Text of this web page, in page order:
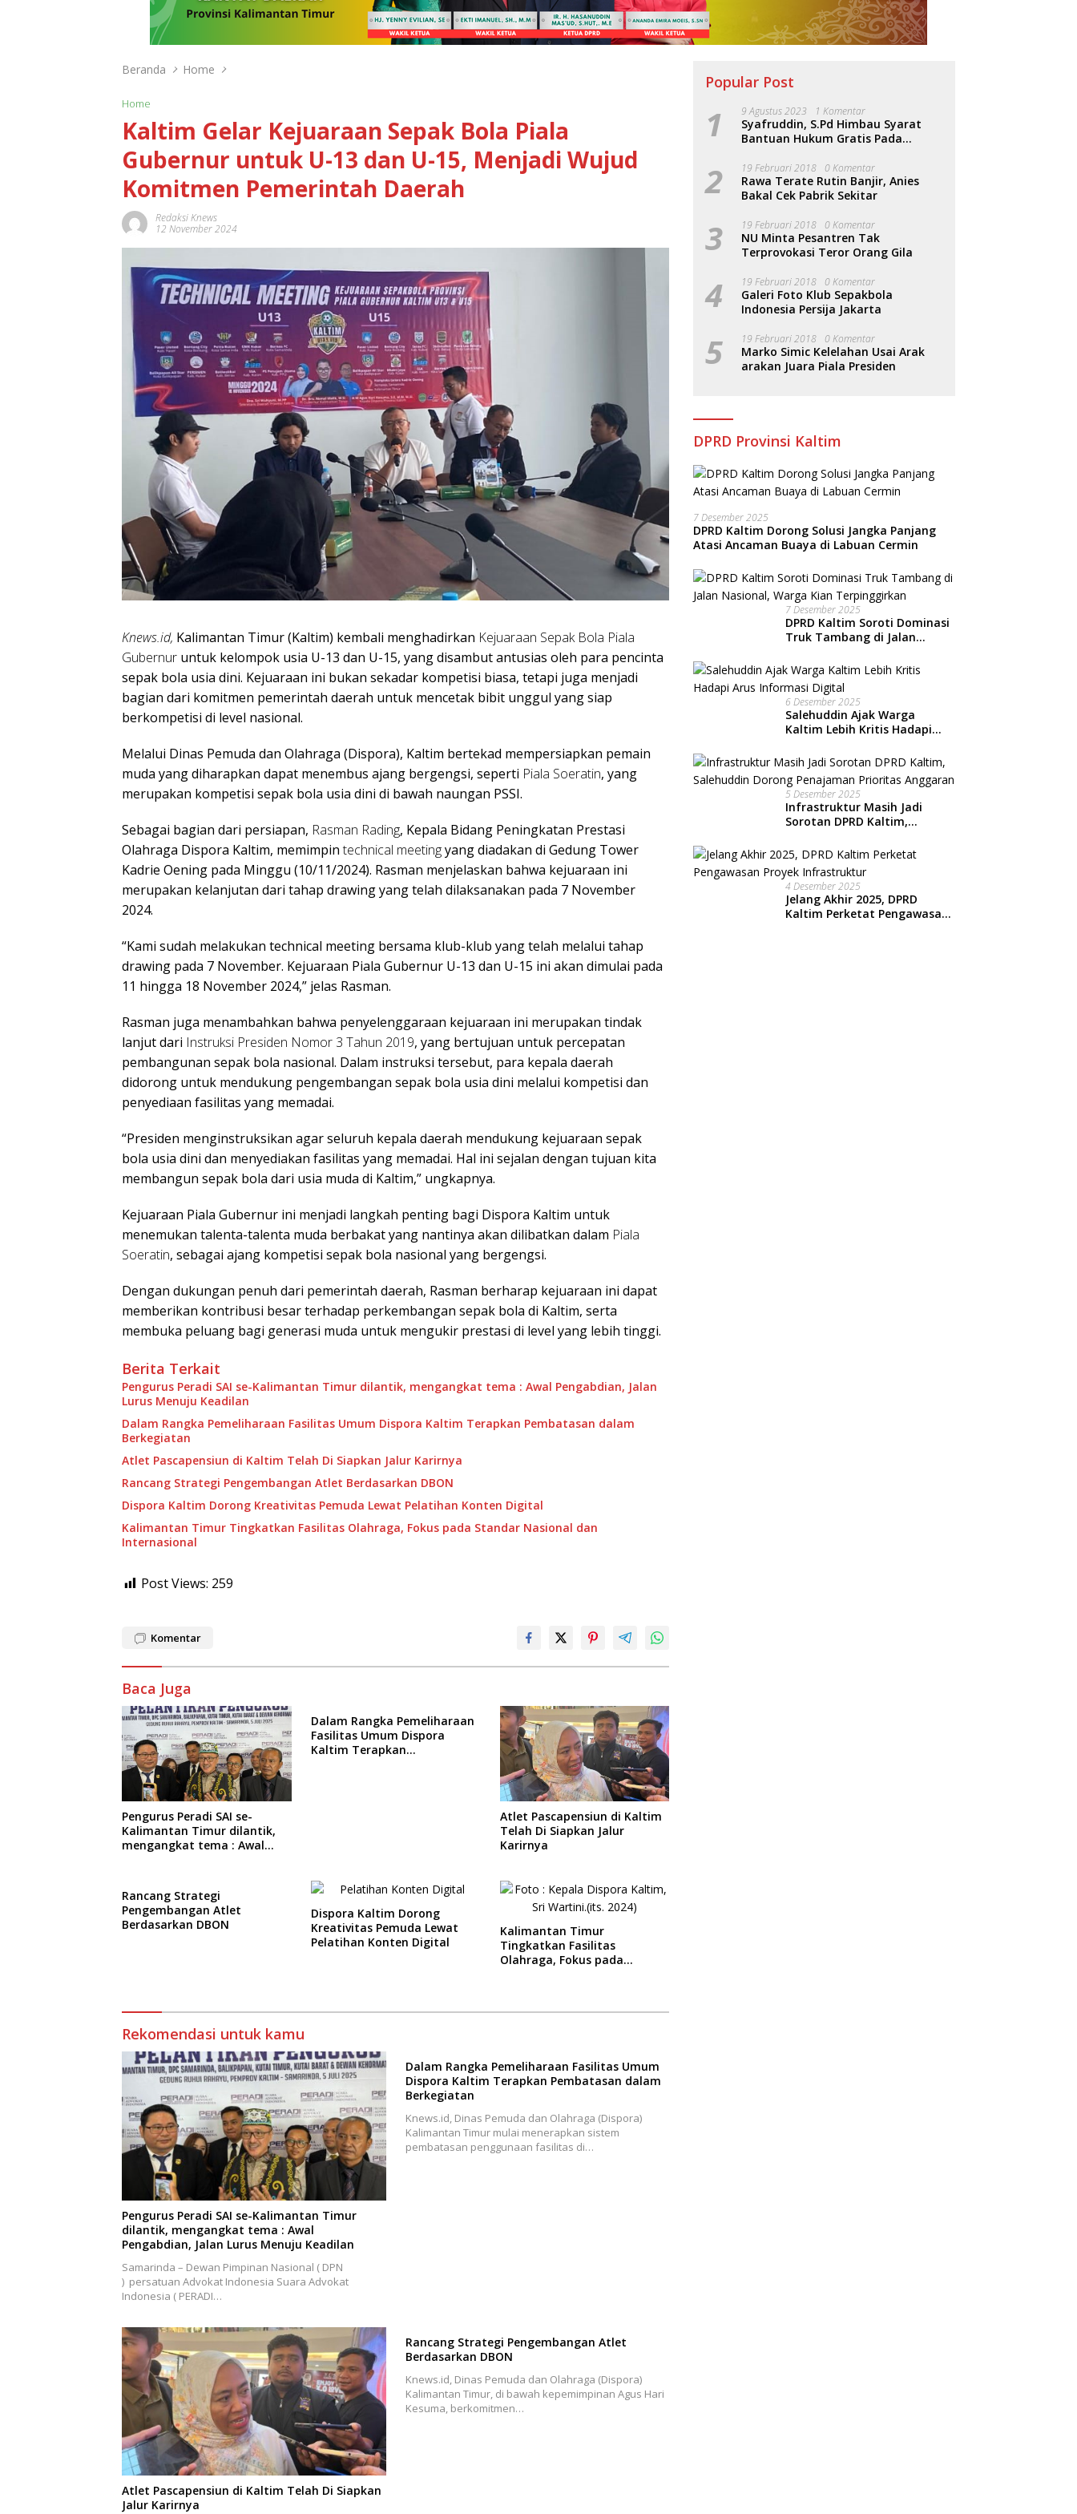
Beranda Home
Home
Kaltim Gelar Kejuaraan Sepak Bola Piala
Gubernur untuk U-13 dan U-15, Menjadi Wujud
Komitmen Pemerintah Daerah
Redaksi Knews
12 November 2024
Knews.id, Kalimantan Timur (Kaltim) kembali menghadirkan Kejuaraan Sepak Bola Piala
Gubernur untuk kelompok usia U-13 dan U-15, yang disambut antusias oleh para pencinta
sepak bola usia dini. Kejuaraan ini bukan sekadar kompetisi biasa, tetapi juga menjadi
bagian dari komitmen pemerintah daerah untuk mencetak bibit unggul yang siap
berkompetisi di level nasional.
Melalui Dinas Pemuda dan Olahraga (Dispora), Kaltim bertekad mempersiapkan pemain
muda yang diharapkan dapat menembus ajang bergengsi, seperti Piala Soeratin, yang
merupakan kompetisi sepak bola usia dini di bawah naungan PSSI.
Sebagai bagian dari persiapan, Rasman Rading, Kepala Bidang Peningkatan Prestasi
Olahraga Dispora Kaltim, memimpintechnical meetingyang diadakan di Gedung Tower
Kadrie Oening pada Minggu (10/11/2024). Rasman menjelaskan bahwa kejuaraan ini
merupakan kelanjutan dari tahap drawing yang telah dilaksanakan pada 7 November
2024.
“Kami sudah melakukan technical meeting bersama klub-klub yang telah melalui tahap
drawing pada 7 November. Kejuaraan Piala Gubernur U-13 dan U-15 ini akan dimulai pada
11 hingga 18 November 2024,” jelas Rasman.
Rasman juga menambahkan bahwa penyelenggaraan kejuaraan ini merupakan tindak
lanjut dari Instruksi Presiden Nomor 3 Tahun 2019, yang bertujuan untuk percepatan
pembangunan sepak bola nasional. Dalam instruksi tersebut, para kepala daerah
didorong untuk mendukung pengembangan sepak bola usia dini melalui kompetisi dan
penyediaan fasilitas yang memadai.
“Presiden menginstruksikan agar seluruh kepala daerah mendukung kejuaraan sepak
bola usia dini dan menyediakan fasilitas yang memadai. Hal ini sejalan dengan tujuan kita
membangun sepak bola dari usia muda di Kaltim,” ungkapnya.
Kejuaraan Piala Gubernur ini menjadi langkah penting bagi Dispora Kaltim untuk
menemukan talenta-talenta muda berbakat yang nantinya akan dilibatkan dalam Piala
Soeratin, sebagai ajang kompetisi sepak bola nasional yang bergengsi.
Dengan dukungan penuh dari pemerintah daerah, Rasman berharap kejuaraan ini dapat
memberikan kontribusi besar terhadap perkembangan sepak bola di Kaltim, serta
membuka peluang bagi generasi muda untuk mengukir prestasi di level yang lebih tinggi.
Berita Terkait
Pengurus Peradi SAI se-Kalimantan Timur dilantik, mengangkat tema : Awal Pengabdian, Jalan
Lurus Menuju Keadilan
Dalam Rangka Pemeliharaan Fasilitas Umum Dispora Kaltim Terapkan Pembatasan dalam
Berkegiatan
Atlet Pascapensiun di Kaltim Telah Di Siapkan Jalur Karirnya
Rancang Strategi Pengembangan Atlet Berdasarkan DBON
Dispora Kaltim Dorong Kreativitas Pemuda Lewat Pelatihan Konten Digital
Kalimantan Timur Tingkatkan Fasilitas Olahraga, Fokus pada Standar Nasional dan
Internasional
Post Views: 259
Komentar
Baca Juga
Pengurus Peradi SAI se-
Kalimantan Timur dilantik,
mengangkat tema : Awal
Dalam Rangka Pemeliharaan
Fasilitas Umum Dispora
Kaltim Terapkan
Atlet Pascapensiun di Kaltim
Telah Di Siapkan Jalur
Karirnya
Rancang Strategi
Pengembangan Atlet
Berdasarkan DBON
Dispora Kaltim Dorong
Kreativitas Pemuda Lewat
Pelatihan Konten Digital
Kalimantan Timur
Tingkatkan Fasilitas
Olahraga, Fokus pada
Rekomendasi untuk kamu
Pengurus Peradi SAI se-Kalimantan Timur
dilantik, mengangkat tema : Awal
Pengabdian, Jalan Lurus Menuju Keadilan
Samarinda – Dewan Pimpinan Nasional ( DPN
) persatuan Advokat Indonesia Suara Advokat
Indonesia ( PERADI…
Dalam Rangka Pemeliharaan Fasilitas Umum
Dispora Kaltim Terapkan Pembatasan dalam
Berkegiatan
Knews.id, Dinas Pemuda dan Olahraga (Dispora)
Kalimantan Timur mulai menerapkan sistem
pembatasan penggunaan fasilitas di…
Atlet Pascapensiun di Kaltim Telah Di Siapkan
Jalur Karirnya
Rancang Strategi Pengembangan Atlet
Berdasarkan DBON
Knews.id, Dinas Pemuda dan Olahraga (Dispora)
Kalimantan Timur, di bawah kepemimpinan Agus Hari
Kesuma, berkomitmen…
Popular Post
1 9 Agustus 2023 1 Komentar
Syafruddin, S.Pd Himbau Syarat
Bantuan Hukum Gratis Pada
2 19 Februari 2018 0 Komentar
Rawa Terate Rutin Banjir, Anies
Bakal Cek Pabrik Sekitar
3 19 Februari 2018 0 Komentar
NU Minta Pesantren Tak
Terprovokasi Teror Orang Gila
4 19 Februari 2018 0 Komentar
Galeri Foto Klub Sepakbola
Indonesia Persija Jakarta
5 19 Februari 2018 0 Komentar
Marko Simic Kelelahan Usai Arak
arakan Juara Piala Presiden
DPRD Provinsi Kaltim
7 Desember 2025
DPRD Kaltim Dorong Solusi Jangka Panjang
Atasi Ancaman Buaya di Labuan Cermin
7 Desember 2025
DPRD Kaltim Soroti Dominasi
Truk Tambang di Jalan
Terpinggirkan
6 Desember 2025
Salehuddin Ajak Warga
Kaltim Lebih Kritis Hadapi
5 Desember 2025
Infrastruktur Masih Jadi
Sorotan DPRD Kaltim,
Penajaman Prioritas
Anggaran
4 Desember 2025
Jelang Akhir 2025, DPRD
Kaltim Perketat Pengawasan